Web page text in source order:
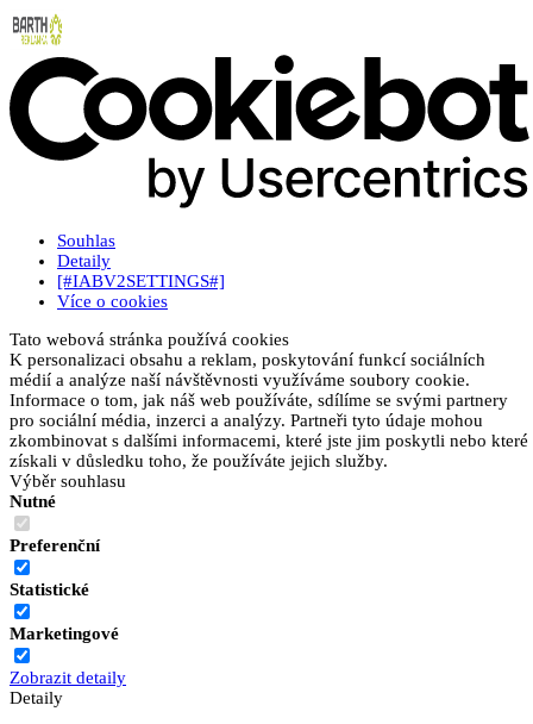
Souhlas
Detaily
[#IABV2SETTINGS#]
Více o cookies
Tato webová stránka používá cookies
K personalizaci obsahu a reklam, poskytování funkcí sociálních
médií a analýze naší návštěvnosti využíváme soubory cookie.
Informace o tom, jak náš web používáte, sdílíme se svými partnery
pro sociální média, inzerci a analýzy. Partneři tyto údaje mohou
zkombinovat s dalšími informacemi, které jste jim poskytli nebo které
získali v důsledku toho, že používáte jejich služby.
Výběr souhlasu
Nutné
Preferenční
Statistické
Marketingové
Zobrazit detaily
Detaily